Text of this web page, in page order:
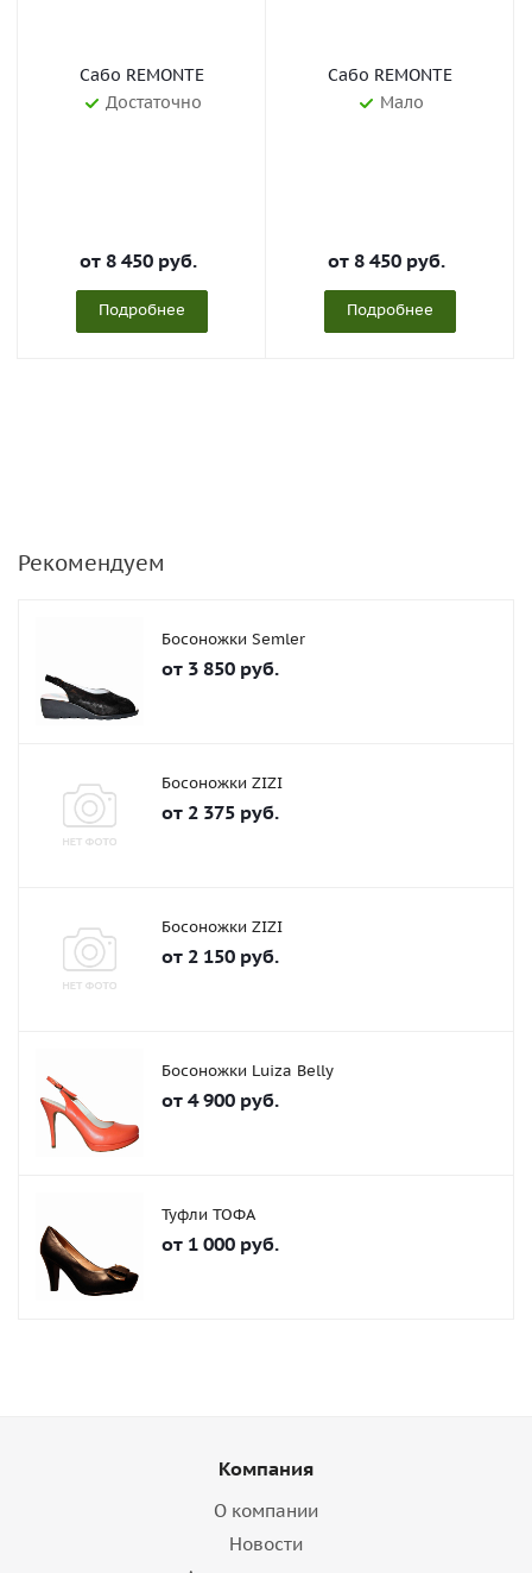
Сабо REMONTE
Достаточно
от 8 450 руб.
Подробнее
Сабо REMONTE
Мало
от 8 450 руб.
Подробнее
Рекомендуем
Босоножки Semler
от 3 850 руб.
Босоножки ZIZI
от 2 375 руб.
Босоножки ZIZI
от 2 150 руб.
Босоножки Luiza Belly
от 4 900 руб.
Туфли ТОФА
от 1 000 руб.
Компания
О компании
Новости